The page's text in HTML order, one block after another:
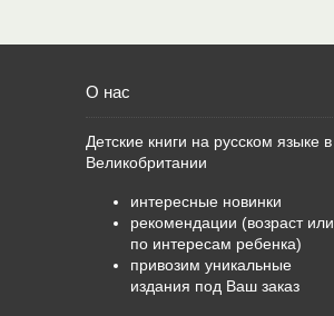
О нас
Детские книги на русском языке в
Великобритании
интересные новинки
рекомендации (возраст или
по интересам ребенка)
привозим уникальные
издания под Ваш заказ